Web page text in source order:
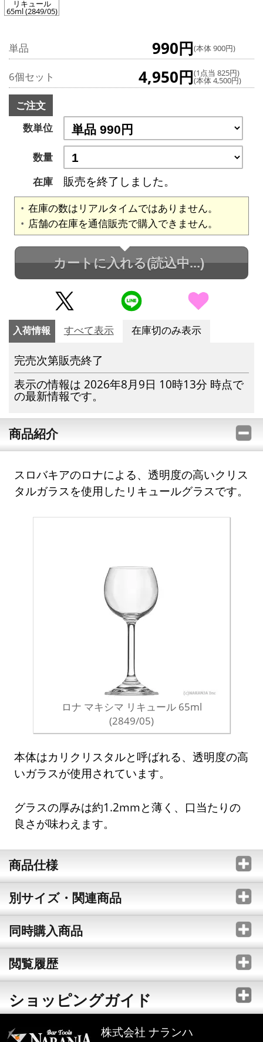
リキュール
65ml (2849/05)
単品 990円(本体 900円)
6個セット 4,950円(1点当 825円)
(本体 4,500円)
ご注文
数単位
数量
在庫
販売を終了しました。
在庫の数はリアルタイムではありません。
店舗の在庫を通信販売で購入できません。
カートに入れる(読込中...)
入荷情報 すべて表示 在庫切のみ表示
完売次第販売終了
表示の情報は 2026年8月9日 10時13分 時点で
の最新情報です。
商品紹介
スロバキアのロナによる、透明度の高いクリス
タルガラスを使用したリキュールグラスです。
ロナ マキシマ リキュール 65ml
(2849/05)
本体はカリクリスタルと呼ばれる、透明度の高
いガラスが使用されています。
グラスの厚みは約1.2mmと薄く、口当たりの
良さが味わえます。
商品仕様
別サイズ・関連商品
同時購入商品
閲覧履歴
ショッピングガイド
株式会社 ナランハ